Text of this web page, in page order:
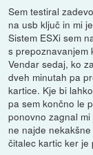
Sem testiral
na usb ključ in mi
Sistem ESXi sem
s prepoznavanjem
Vendar sedaj, ko
dveh minutah pa
kartice. Kje bi
pa sem končno le
ponovno zagnal
ne najde
čitalec kartic ker je